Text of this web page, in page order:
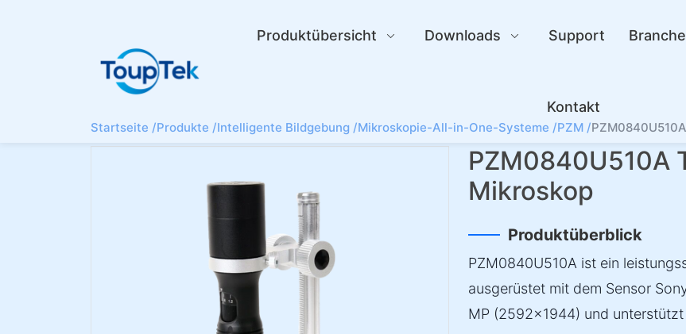
Produktübersicht Downloads Support
Kontakt
Startseite /Produkte /Intelligente Bildgebung /Mikroskopie-All-in-One-Systeme /PZM /
PZM0840U510A
Mikroskop
Produktüberblick
PZM0840U510A ist ein
ausgerüstet mit dem Sensor
MP (2592×1944) und